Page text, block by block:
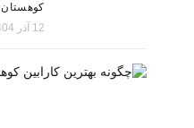
کوهستان
12 آذر 1404